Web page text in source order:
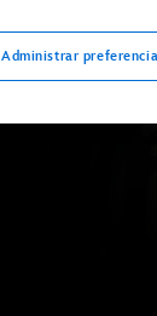
Administrar